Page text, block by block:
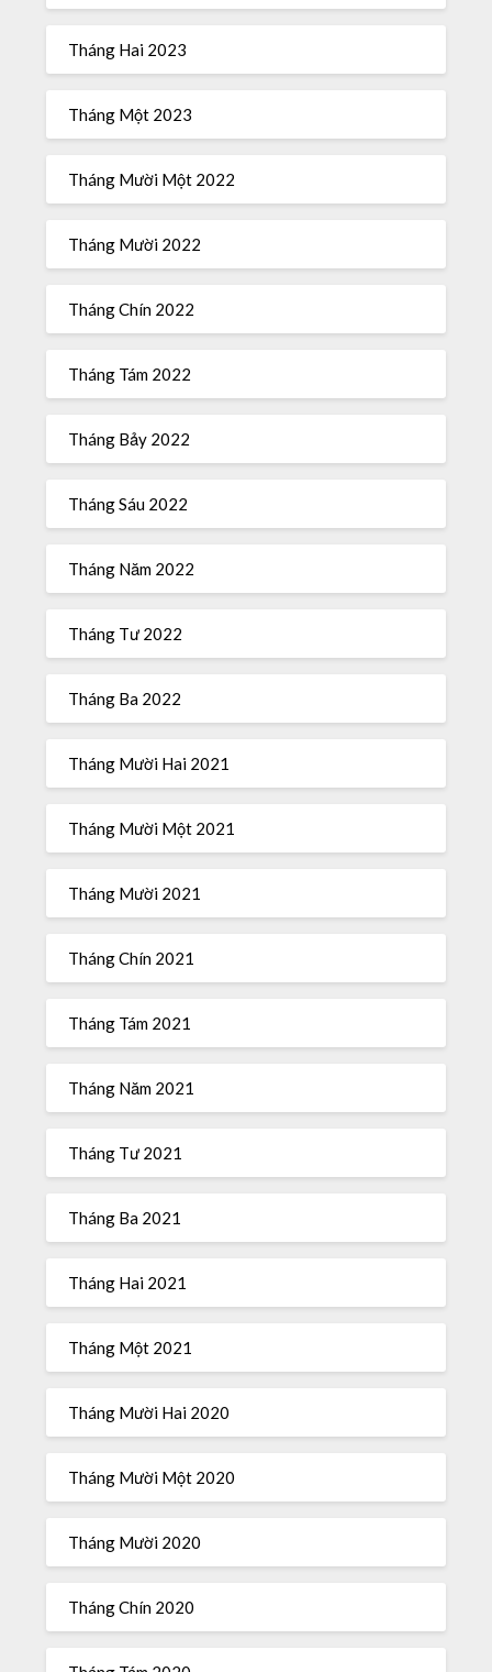
Tháng Hai 2023
Tháng Một 2023
Tháng Mười Một 2022
Tháng Mười 2022
Tháng Chín 2022
Tháng Tám 2022
Tháng Bảy 2022
Tháng Sáu 2022
Tháng Năm 2022
Tháng Tư 2022
Tháng Ba 2022
Tháng Mười Hai 2021
Tháng Mười Một 2021
Tháng Mười 2021
Tháng Chín 2021
Tháng Tám 2021
Tháng Năm 2021
Tháng Tư 2021
Tháng Ba 2021
Tháng Hai 2021
Tháng Một 2021
Tháng Mười Hai 2020
Tháng Mười Một 2020
Tháng Mười 2020
Tháng Chín 2020